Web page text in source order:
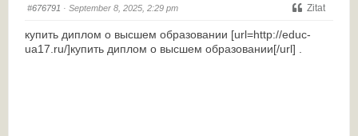
#676791 · September 8, 2025, 2:29 pm Zitat
купить диплом о высшем образовании [url=http://educ-
ua17.ru/]купить диплом о высшем образовании[/url] .